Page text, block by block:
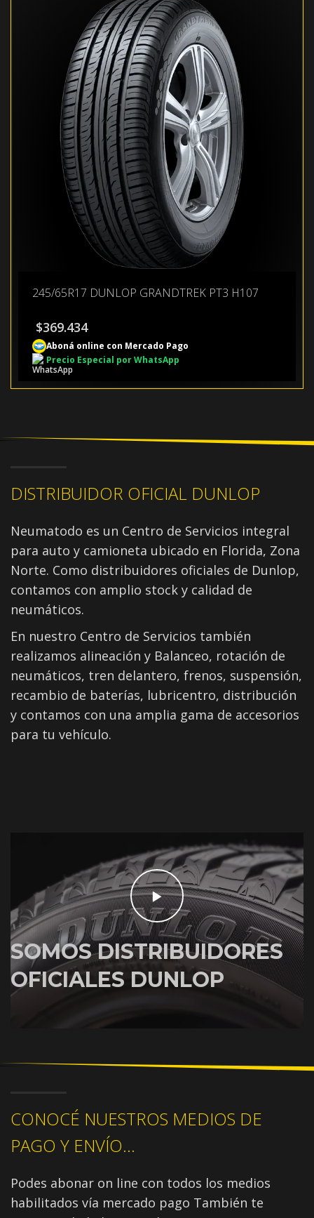
245/65R17 DUNLOP GRANDTREK PT3 H107
$369.434
Aboná online con Mercado Pago
Precio Especial por WhatsApp
DISTRIBUIDOR OFICIAL DUNLOP
Neumatodo es un Centro de Servicios integral
para auto y camioneta ubicado en Florida, Zona
Norte. Como distribuidores oficiales de Dunlop,
contamos con amplio stock y calidad de
neumáticos.
En nuestro Centro de Servicios también
realizamos alineación y Balanceo, rotación de
neumáticos, tren delantero, frenos, suspensión,
recambio de baterías, lubricentro, distribución
y contamos con una amplia gama de accesorios
para tu vehículo.
SOMOS DISTRIBUIDORES
OFICIALES DUNLOP
CONOCÉ NUESTROS MEDIOS DE
PAGO Y ENVÍO...
Podes abonar on line con todos los medios
habilitados vía mercado pago También te